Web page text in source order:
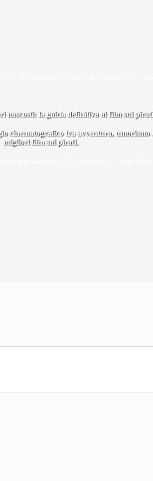
nascosti: la guida definitiva ai film sui pirati
cinematografico tra avventura, umorismo
migliori film sui pirati.